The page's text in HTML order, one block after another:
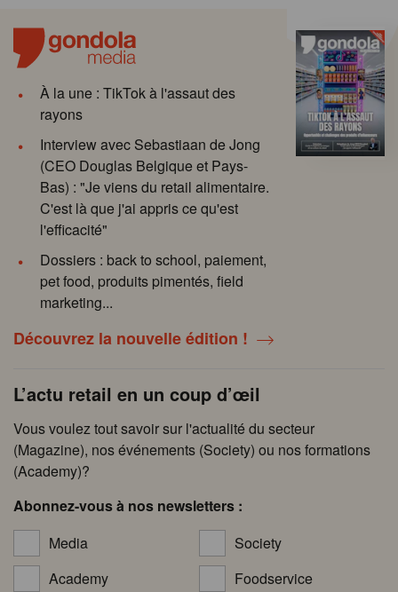
À la une : TikTok à l'assaut des
rayons
Interview avec Sebastiaan de Jong
(CEO Douglas Belgique et Pays-
Bas) : "Je viens du retail alimentaire.
C'est là que j'ai appris ce qu'est
l'efficacité"
Dossiers : back to school, paiement,
pet food, produits pimentés, field
marketing...
Découvrez la nouvelle édition !
L’actu retail en un coup d’œil
Vous voulez tout savoir sur l'actualité du secteur
(Magazine), nos événements (Society) ou nos formations
(Academy)?
Abonnez-vous à nos newsletters :
Media
Society
Academy
Foodservice